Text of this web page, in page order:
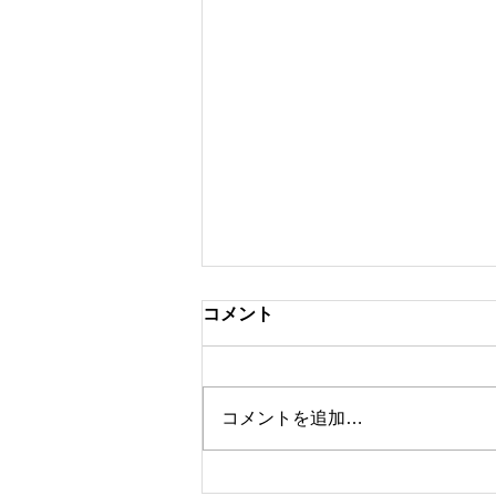
コメント
コメントを追加…